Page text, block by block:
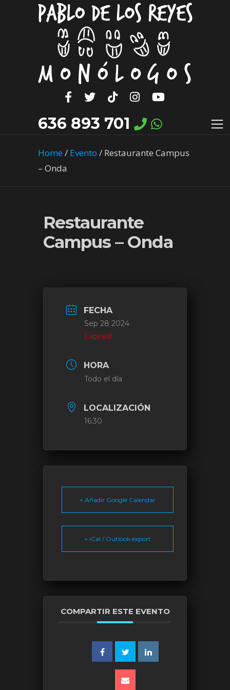
636 893 701
Home/ Evento / Restaurante Campus
– Onda
Restaurante
Campus – Onda
FECHA
Sep 28 2024
Expired!
HORA
Todo el día
LOCALIZACIÓN
16:30
+ Añadir Google Calendar
+ iCal / Outlook export
COMPARTIR ESTE EVENTO